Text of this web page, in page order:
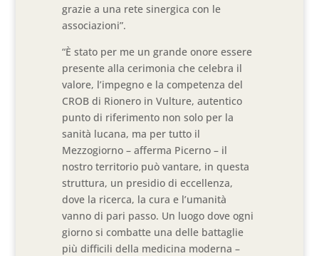
grazie a una rete sinergica con le
associazioni”.
“È stato per me un grande onore essere
presente alla cerimonia che celebra il
valore, l’impegno e la competenza del
CROB di Rionero in Vulture, autentico
punto di riferimento non solo per la
sanità lucana, ma per tutto il
Mezzogiorno – afferma Picerno – il
nostro territorio può vantare, in questa
struttura, un presidio di eccellenza,
dove la ricerca, la cura e l’umanità
vanno di pari passo. Un luogo dove ogni
giorno si combatte una delle battaglie
più difficili della medicina moderna –